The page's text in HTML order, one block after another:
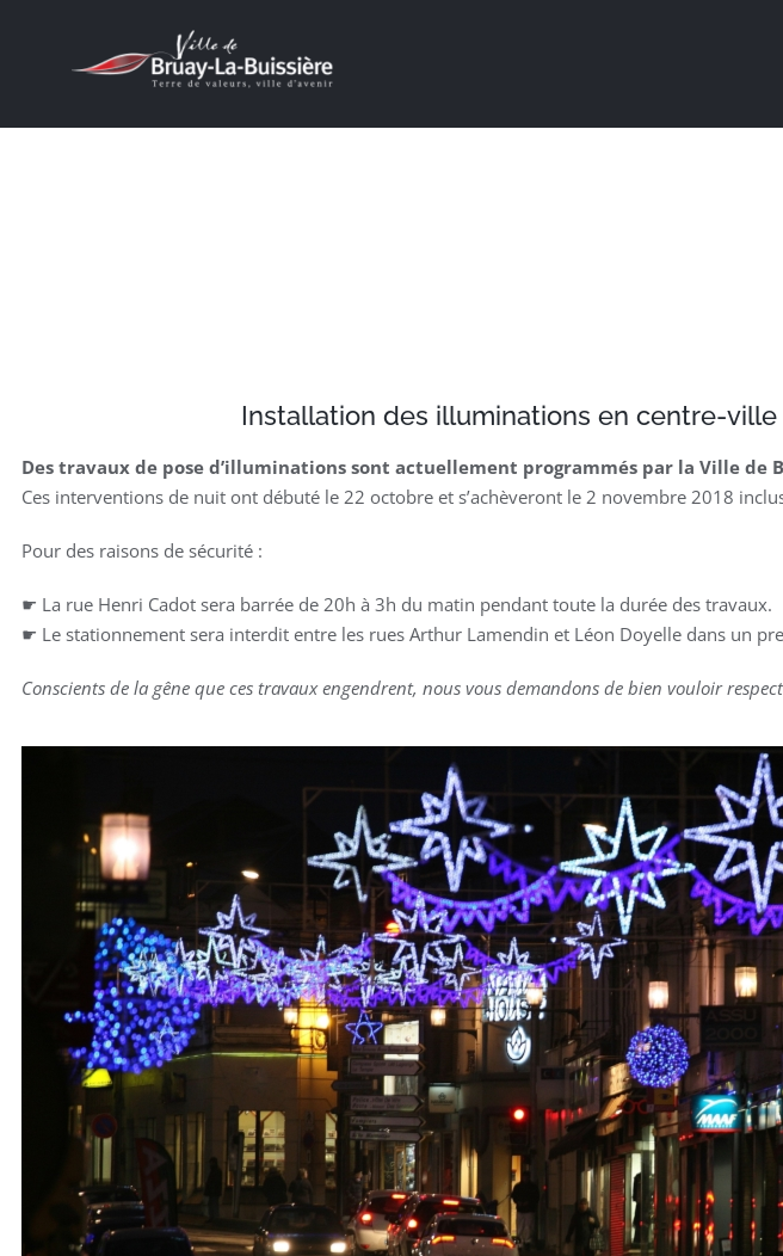
Installation des illuminations en centre-
Des travaux de pose d’illuminations sont actuellement programmés par la Ville de
Ces interventions de nuit ont débuté le 22 octobre et s’achèveront le 2 novembre 2018
Pour des raisons de sécurité :
☛ La rue Henri Cadot sera barrée de 20h à 3h du matin pendant toute la durée des travaux.
☛ Le stationnement sera interdit entre les rues Arthur Lamendin et Léon Doyelle dans un
Conscients de la gêne que ces travaux engendrent, nous vous demandons de bien vouloir